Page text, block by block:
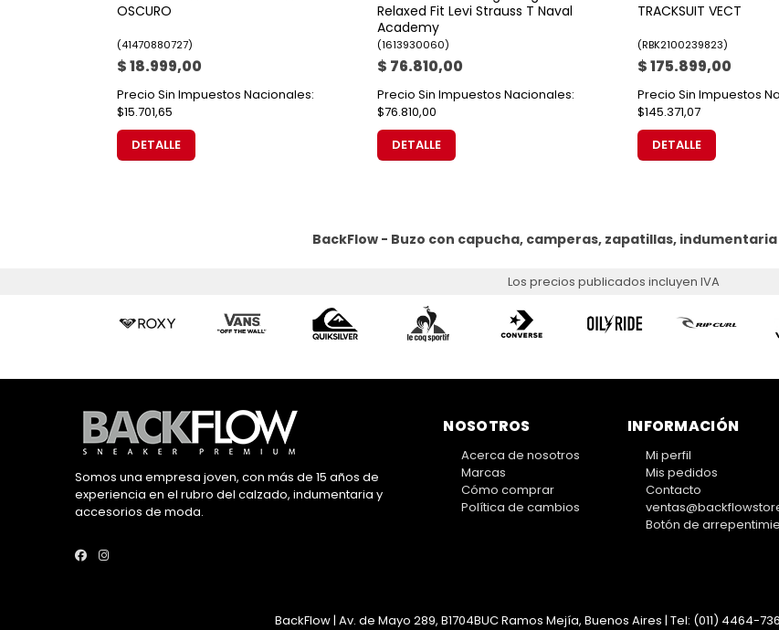
OSCURO
(41470880727)
$ 18.999,00
Precio Sin Impuestos Nacionales:
$15.701,65
DETALLE
Relaxed Fit Levi Strauss T Naval
Academy
(1613930060)
$ 76.810,00
Precio Sin Impuestos Nacionales:
$76.810,00
DETALLE
TRACKSUIT VECT
(RBK2100239823)
$ 175.899,00
Precio Sin Impuestos
$145.371,07
DETALLE
BackFlow - Buzo con capucha, camperas, zapatillas,
Los precios publicados incluyen IVA
Somos una empresa joven, con más de 15 años de
experiencia en el rubro del calzado, indumentaria y
accesorios de moda.
NOSOTROS
Acerca de nosotros
Marcas
Cómo comprar
Política de cambios
INFORMACIÓN
Mi perfil
Mis pedidos
Contacto
Botón de
BackFlow | Av. de Mayo 289, B1704BUC Ramos Mejía, Buenos Aires | Tel: (011) 4464-